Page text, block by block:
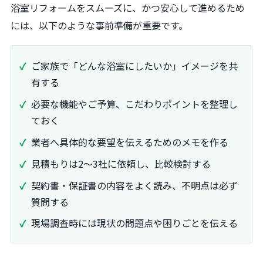
浴室リフォームをスムーズに、かつ安心して進めるため
には、以下のような事前準備が重要です。
ご家族で「どんな浴室にしたいか」イメージを共
有する
必要な機能やご予算、こだわりポイントを整理し
ておく
業者へ具体的な要望を伝えるためのメモを作る
見積もりは2～3社に依頼し、比較検討する
契約書・保証書の内容をよく読み、不明点は必ず
質問する
現場調査時には現状の問題点や困りごとを伝える